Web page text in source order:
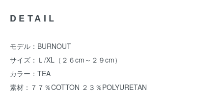
DETAIL
モデル：BURNOUT
サイズ：Ｌ/XL（２６cm～２９cm）
カラー：TEA
素材：７７％COTTON ２３％POLYURETAN